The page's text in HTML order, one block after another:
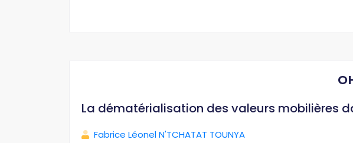
La dématérialisation des valeurs mobilières
Fabrice Léonel N'TCHATAT TOUNYA